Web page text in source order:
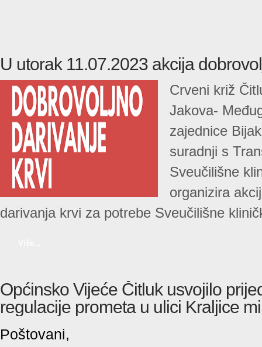
U utorak 11.07.2023 akcija
Crveni križ
Jakova-
zajednice
suradnji s
Sveučilišne
organizira
darivanja krvi za potrebe Sveučilišne
Općinsko Vijeće Čitluk usvojilo
regulacije prometa u ulici Kraljice
Poštovani,